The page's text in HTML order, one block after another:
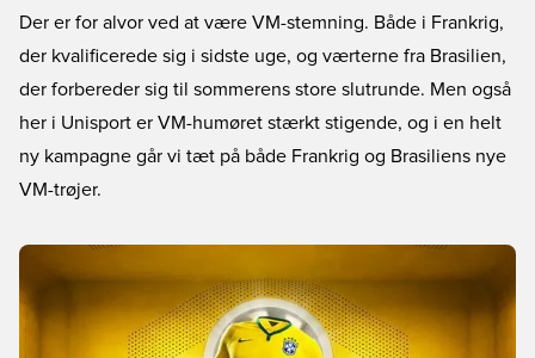
Der er for alvor ved at være VM-stemning. Både i Frankrig,
der kvalificerede sig i sidste uge, og værterne fra Brasilien,
der forbereder sig til sommerens store slutrunde. Men også
her i Unisport er VM-humøret stærkt stigende, og i en helt
ny kampagne går vi tæt på både Frankrig og Brasiliens nye
VM-trøjer.